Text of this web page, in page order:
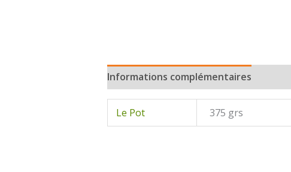
Informations complémentaires
Le Pot 375 grs